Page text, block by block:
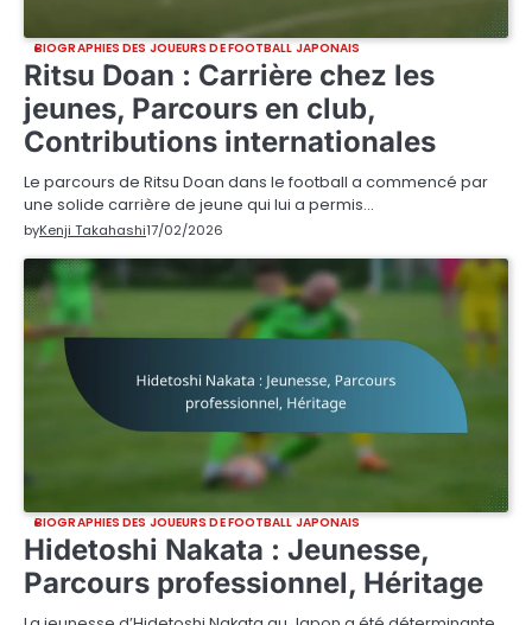
BIOGRAPHIES DES JOUEURS DE FOOTBALL JAPONAIS
Ritsu Doan : Carrière chez les
jeunes, Parcours en club,
Contributions internationales
Le parcours de Ritsu Doan dans le football a commencé par
une solide carrière de jeune qui lui a permis…
byKenji Takahashi17/02/2026
BIOGRAPHIES DES JOUEURS DE FOOTBALL JAPONAIS
Hidetoshi Nakata : Jeunesse,
Parcours professionnel, Héritage